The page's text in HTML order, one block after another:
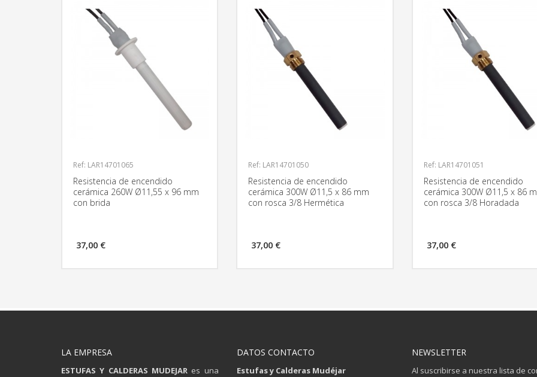
Ref: LAR14701065
Resistencia de encendido
cerámica 260W Ø11,55 x 96 mm
con brida
37,00 €
Ref: LAR14701050
Resistencia de encendido
cerámica 300W Ø11,5 x 86 mm
con rosca 3/8 Hermética
37,00 €
Ref: LAR14701051
Resistencia de encendido
cerámica 300W Ø11,5 x 86
con rosca 3/8 Horadada
37,00 €
LA EMPRESA
ESTUFAS Y CALDERAS MUDEJAR es una
DATOS CONTACTO
Estufas y Calderas Mudéjar
NEWSLETTER
Al suscribirse a nuestra lista de